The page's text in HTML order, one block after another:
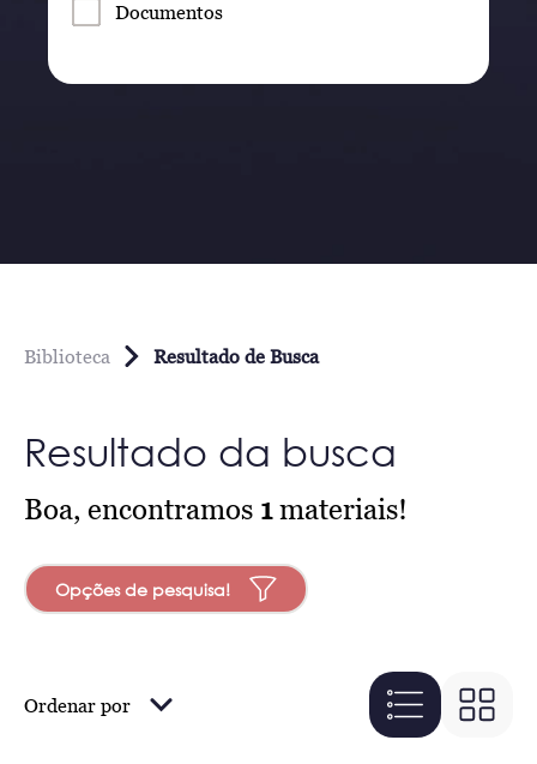
Documentos
Biblioteca Resultado de Busca
Resultado da busca
Boa, encontramos 1materiais!
Opções de pesquisa!
Ordenar por